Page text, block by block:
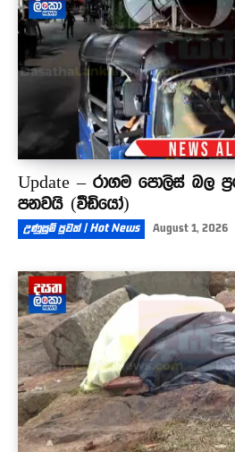
Update – රාගම පොලිස් බල
පනවයි (වීඩියෝ)
උණුසුම් පුවත් | Hot News August 1, 2026